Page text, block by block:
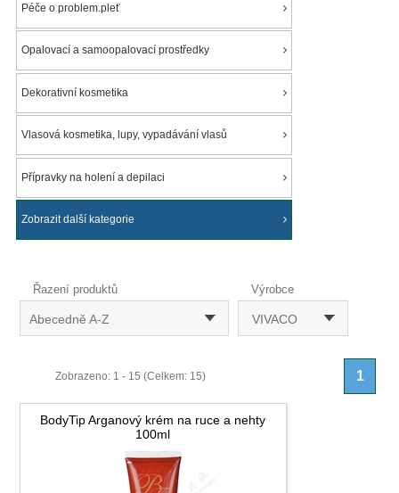
Péče o problem.pleť
Opalovací a samoopalovací prostředky
Dekorativní kosmetika
Vlasová kosmetika, lupy, vypadávání vlasů
Přípravky na holení a depilaci
Zobrazit další kategorie
Řazení produktů
Abecedně A-Z
Výrobce
VIVACO
Zobrazeno: 1 - 15 (Celkem: 15) 1
BodyTip Arganový krém na ruce a nehty
100ml